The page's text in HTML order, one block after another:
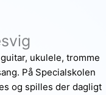
ukulele, tromme
På Specialskolen
og spilles der dagligt